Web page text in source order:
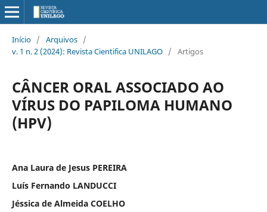
Início / Arquivos /
v. 1 n. 2 (2024): Revista Cientifica UNILAGO / Artigos
CÂNCER ORAL ASSOCIADO AO
VÍRUS DO PAPILOMA HUMANO
(HPV)
Ana Laura de Jesus PEREIRA
Luís Fernando LANDUCCI
Jéssica de Almeida COELHO